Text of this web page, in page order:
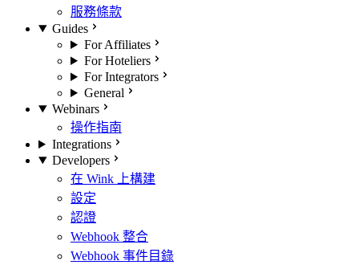
服務條款
Guides
For Affiliates
For Hoteliers
For Integrators
General
Webinars
操作指南
Integrations
Developers
在 Wink 上構建
設定
認證
Webhook 整合
Webhook 事件目錄